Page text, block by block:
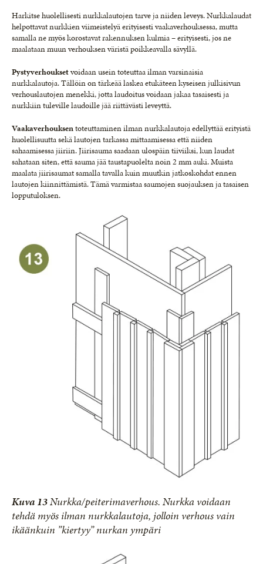
Harkitse huolellisesti nurkkalautojen tarve ja niiden leveys. Nurkkalaudat
helpottavat nurkkien viimeistelyä erityisesti vaakaverhouksessa, mutta
samalla ne myös korostavat rakennuksen kulmia – erityisesti, jos ne
maalataan muun verhouksen väristä poikkeavalla sävyllä.
Pystyverhouksetvoidaan usein toteuttaa ilman varsinaisia
nurkkalautoja. Tällöin on tärkeää laskea etukäteen kyseisen julkisivun
verhouslautojen menekki, jotta laudoitus voidaan jakaa tasaisesti ja
nurkkiin tuleville laudoille jää riittävästi leveyttä.
Vaakaverhouksentoteuttaminen ilman nurkkalautoja edellyttää erityistä
huolellisuutta sekä lautojen tarkassa mittaamisessa että niiden
sahaamisessa jiiriin. Jiirisauma saadaan ulospäin tiiviiksi, kun laudat
sahataan siten, että sauma jää taustapuolelta noin 2 mm auki. Muista
maalata jiirisaumat samalla tavalla kuin muutkin jatkoskohdat ennen
lautojen kiinnittämistä. Tämä varmistaa saumojen suojauksen ja tasaisen
lopputuloksen.
Kuva 13Nurkka/peiterimaverhous. Nurkka voidaan
tehdä myös ilman nurkkalautoja, jolloin verhous vain
ikäänkuin ”kiertyy” nurkan ympäri